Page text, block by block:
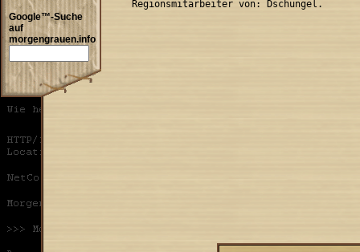
Google™-Suche
auf
morgengrauen.info